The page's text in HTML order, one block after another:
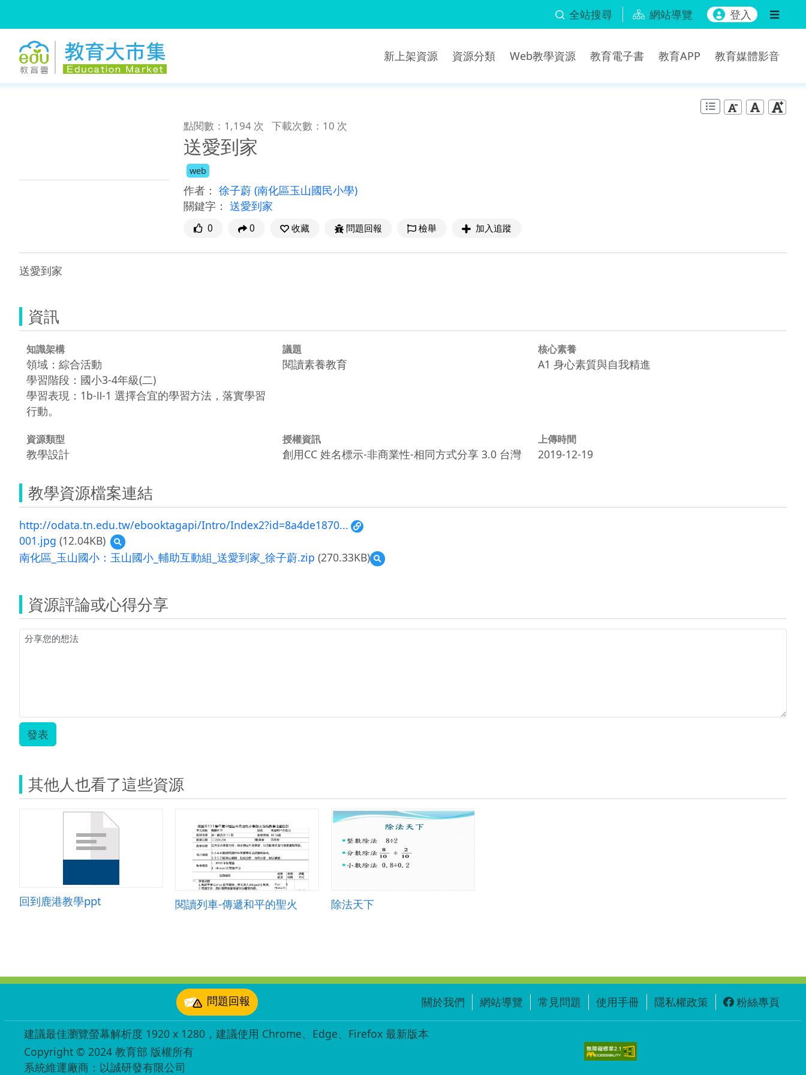
全站搜尋 網站導覽 登入
新上架資源 資源分類 Web教學資源 教育電子書 教育APP 教育媒體影音
點閱數：1,194 次 下載次數：10 次
送愛到家
web
作者： 徐子蔚 (南化區玉山國民小學)
關鍵字： 送愛到家
0 0 收藏 問題回報 檢舉 加入追蹤
資訊
知識架構
領域：綜合活動
學習階段：國小3-4年級(二)
學習表現：1b-Ⅱ-1 選擇合宜的學習方法，落實學習
行動。
議題
閱讀素養教育
核心素養
A1 身心素質與自我精進
資源類型
教學設計
授權資訊
創用CC 姓名標示-非商業性-相同方式分享 3.0 台灣
上傳時間
2019-12-19
教學資源檔案連結
http://odata.tn.edu.tw/ebooktagapi/Intro/Index2?id=8a4de1870...
001.jpg (12.04KB)
預
覽
001.jpg
南化區_玉山國小：玉山國小_輔助互動組_送愛到家_徐子蔚.zip (270.33KB)
預
覽
玉
_
送
愛
到
家
徐
子
資源評論或心得分享
發表
其他人也看了這些資源
回到鹿港教學ppt 閱讀列車-傳遞和平的聖火 除法天下
問題回報 關於我們 網站導覽 常見問題 使用手冊 隱私權政策 粉絲專頁
建議最佳瀏覽螢幕解析度 1920 x 1280，建議使用 Chrome、Edge、Firefox 最新版本
Copyright © 2024 教育部 版權所有
系統維運廠商：以誠研發有限公司